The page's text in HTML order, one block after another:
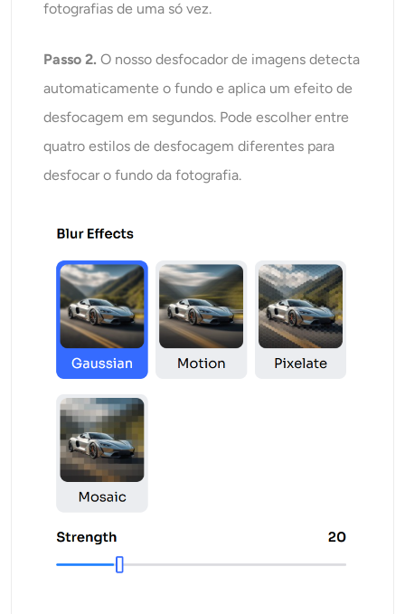
fotografias de uma só vez.
Passo 2.O nosso desfocador de imagens detecta
automaticamente o fundo e aplica um efeito de
desfocagem em segundos. Pode escolher entre
quatro estilos de desfocagem diferentes para
desfocar o fundo da fotografia.